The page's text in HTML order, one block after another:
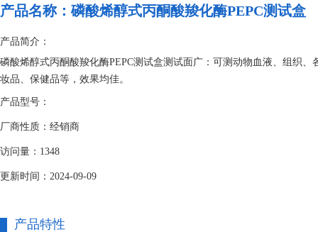
产品名称： 磷酸烯醇式丙酮酸羧化酶PEPC测试盒
产品简介：
磷酸烯醇式丙酮酸羧化酶PEPC测试盒测试面广：可测动物血液、组织
妆品、保健品等，效果均佳。
产品型号：
厂商性质：经销商
访问量：1348
更新时间：2024-09-09
产品特性